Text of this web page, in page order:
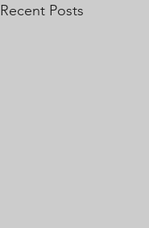
Recent Posts